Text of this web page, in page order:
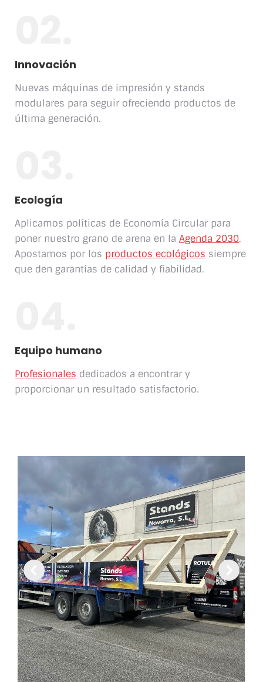
Innovación
Nuevas máquinas de impresión y stands
modulares para seguir ofreciendo productos de
última generación.
Ecología
Aplicamos políticas de Economía Circular para
poner nuestro grano de arena en la Agenda 2030.
Apostamos por los productos ecológicos siempre
que den garantías de calidad y fiabilidad.
Equipo humano
Profesionales dedicados a encontrar y
proporcionar un resultado satisfactorio.